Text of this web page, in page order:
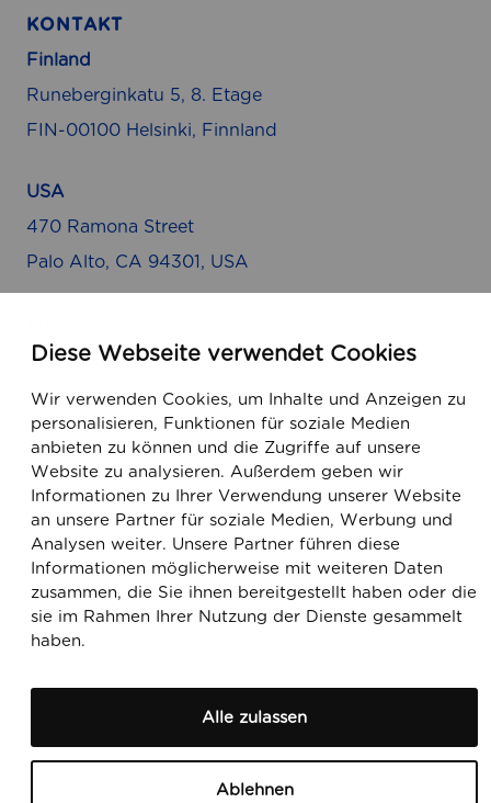
Diese Webseite verwendet Cookies
Wir verwenden Cookies, um Inhalte und Anzeigen zu
personalisieren, Funktionen für soziale Medien
anbieten zu können und die Zugriffe auf unsere
Website zu analysieren. Außerdem geben wir
Informationen zu Ihrer Verwendung unserer Website
an unsere Partner für soziale Medien, Werbung und
Analysen weiter. Unsere Partner führen diese
Informationen möglicherweise mit weiteren Daten
zusammen, die Sie ihnen bereitgestellt haben oder die
sie im Rahmen Ihrer Nutzung der Dienste gesammelt
haben.
Alle zulassen
Ablehnen
KONTAKT
Finland
Runeberginkatu 5, 8. Etage
FIN-00100 Helsinki, Finnland
USA
470 Ramona Street
Palo Alto, CA 94301, USA
support@ecobiomanager.com
sales@ecobiomanager.com
Phone
+358 20 756 9455
LinkedIn
Facebook